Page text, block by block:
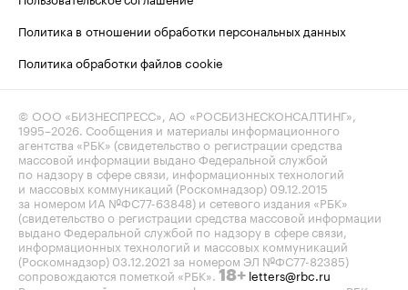
Политика в отношении обработки персональных данных
Политика обработки файлов cookie
© ООО «БИЗНЕСПРЕСС», АО «РОСБИЗНЕСКОНСАЛТИНГ»,
1995–2026. Сообщения и материалы информационного
агентства «РБК» (свидетельство о регистрации средства
массовой информации выдано Федеральной службой
по надзору в сфере связи, информационных технологий
и массовых коммуникаций (Роскомнадзор) 09.12.2015
за номером ИА №ФС77-63848) и сетевого издания «РБК»
(свидетельство о регистрации средства массовой информации
выдано Федеральной службой по надзору в сфере связи,
информационных технологий и массовых коммуникаций
(Роскомнадзор) 03.12.2021 за номером ЭЛ №ФС77-82385)
сопровождаются пометкой «РБК». 18+ letters@rbc.ru